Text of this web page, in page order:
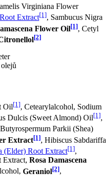
Virginiana Flower
Extract[1], Sambucus Nigra
Flower Oil[1], Cetyl
[2]
Oil[1], Cetearylalcohol, Sodium
Dulcis (Sweet Almond) Oil[1],
Parkii (Shea)
Extract[1], Hibiscus Sabdariffa
(Elder) Root Extract[1],
Extract, Rosa Damascena
Geraniol[2],